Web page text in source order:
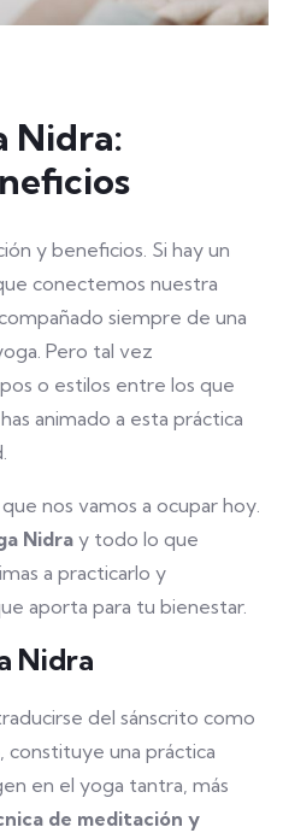
Nidra:
y beneficios. Si hay un
conectemos nuestra
siempre de una
Pero tal vez
o estilos entre los que
animado a esta práctica
nos vamos a ocupar hoy.
Nidra y todo lo que
a practicarlo y
aporta para tu bienestar.
Nidra
del sánscrito como
constituye una práctica
en el yoga tantra, más
de meditación y